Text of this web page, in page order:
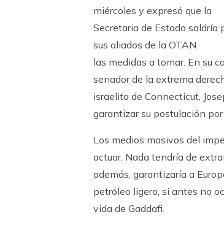
miércoles y expresó que la
Secretaria de Estado saldría
sus aliados de la OTAN
las medidas a tomar. En su
senador de la extrema
israelita de Connecticut,
garantizar su postulación
Los medios masivos del
actuar. Nada tendría de
además, garantizaría a
petróleo ligero, si antes no
vida de Gaddafi.